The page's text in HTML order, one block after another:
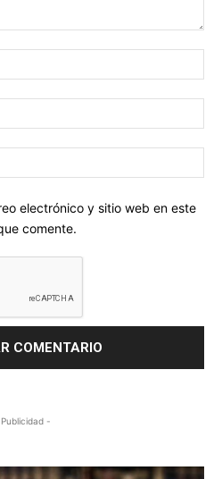
electrónico y sitio web en este
comente.
-